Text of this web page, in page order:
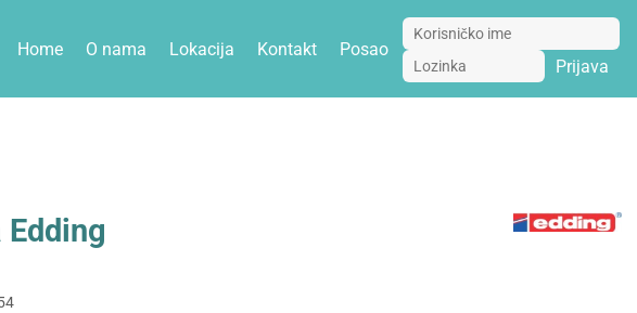
Home O nama Lokacija Kontakt
Posao
Prijava